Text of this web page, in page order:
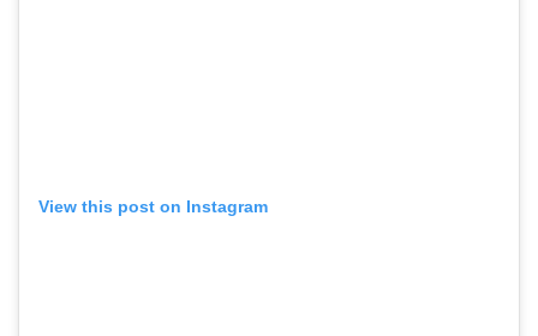
View this post on Instagram